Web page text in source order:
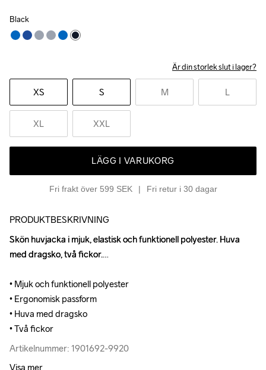
Black
Är din storlek slut i lager?
XS S M L
XL XXL
LÄGG I VARUKORG
Fri frakt över 599 SEK Fri retur i 30 dagar
PRODUKTBESKRIVNING
Skön huvjacka i mjuk, elastisk och funktionell polyester. Huva
med dragsko, två fickor.
• Mjuk och funktionell polyester
• Ergonomisk passform
• Huva med dragsko
• Två fickor
Artikelnummer: 1901692-9920
Skön huvjacka i mjuk, elastisk och funktionell polyester. Huva
med dragsko, två fickor.
• Mjuk och funktionell polyester
• Ergonomisk passform
• Huva med dragsko
• Två fickor
Artikelnummer: 1901692-9920
Visa mer